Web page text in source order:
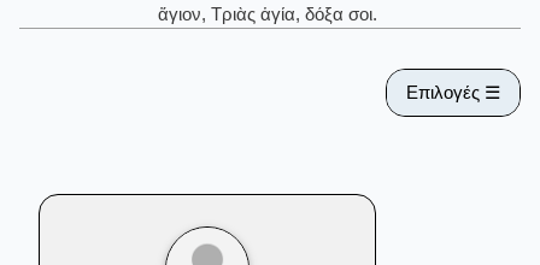
ἅγιον, Τριὰς ἁγία, δόξα σοι.
Επιλογές ☰